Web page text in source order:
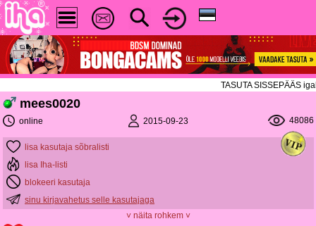
TASUTA SISSEPÄÄS
mees0020
online 2015-09-23 48086
lisa kasutaja sõbralisti
lisa Iha-listi
blokeeri kasutaja
sinu kirjavahetus selle kasutajaga
˅ näita rohkem ˅